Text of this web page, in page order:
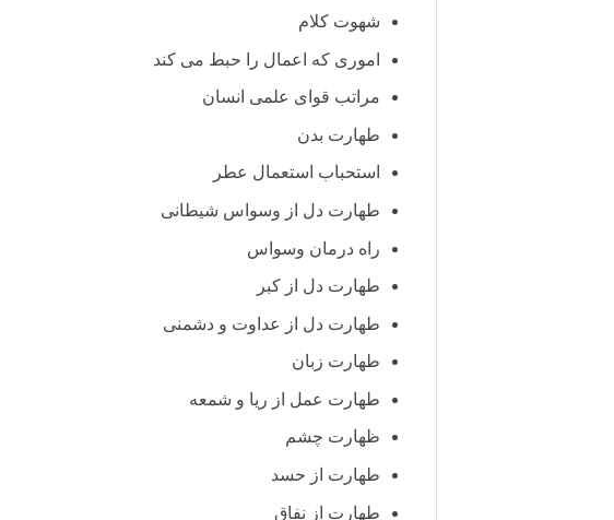
شهوت کلام
اموری که اعمال را حبط می کند
مراتب قوای علمی انسان
طهارت بدن
استحباب استعمال عطر
طهارت دل از وسواس شیطانی
راه درمان وسواس
طهارت دل از کبر
طهارت دل از عداوت و دشمنی
طهارت زبان
طهارت عمل از ریا و شمعه
ظهارت چشم
طهارت از حسد
طهارت از نفاق